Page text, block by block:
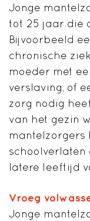
Jonge
tot 25 jaar die
Bijvoorbeeld
chronische
moeder met
verslaving, of
zorg nodig
van het gezin
mantelzorgers
latere leeftijd
Vroeg
Jonge